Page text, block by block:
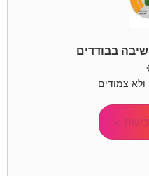
בבודדים
ולא צמודים
>